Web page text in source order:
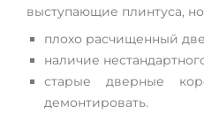
выступающие плинтуса,
плохо расчищенный
наличие
старые дверные
демонтировать.